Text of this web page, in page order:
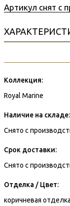
Артикул снят с
Коллекция:
Royal Marine
Наличие на складе:
Снято с
Срок доставки:
Снято с
Отделка / Цвет:
коричневая